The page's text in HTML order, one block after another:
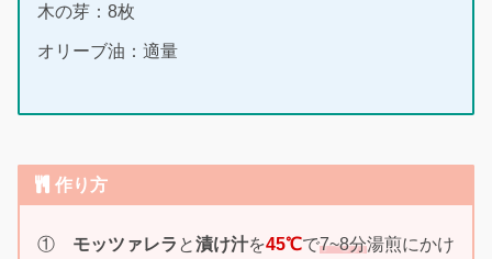
木の芽：8枚
オリーブ油：適量
作り方
① モッツァレラ と漬け汁を45℃で7~8分湯煎にかけ